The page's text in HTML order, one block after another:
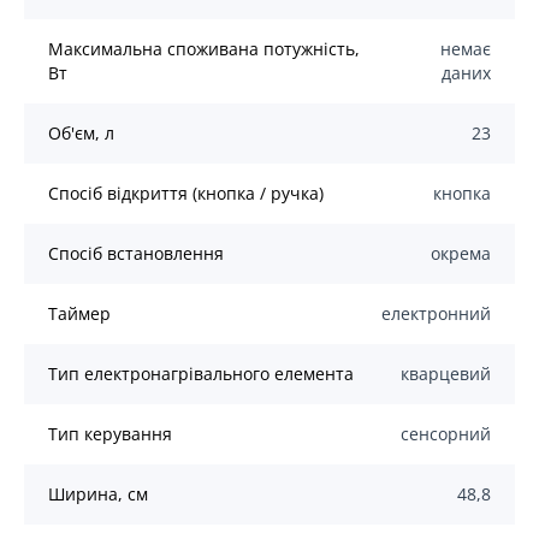
Максимальна споживана потужність,
Вт
немає
даних
Об'єм, л 23
Спосіб відкриття (кнопка / ручка) кнопка
Спосіб встановлення окрема
Таймер електронний
Тип електронагрівального елемента кварцевий
Тип керування сенсорний
Ширина, см 48,8